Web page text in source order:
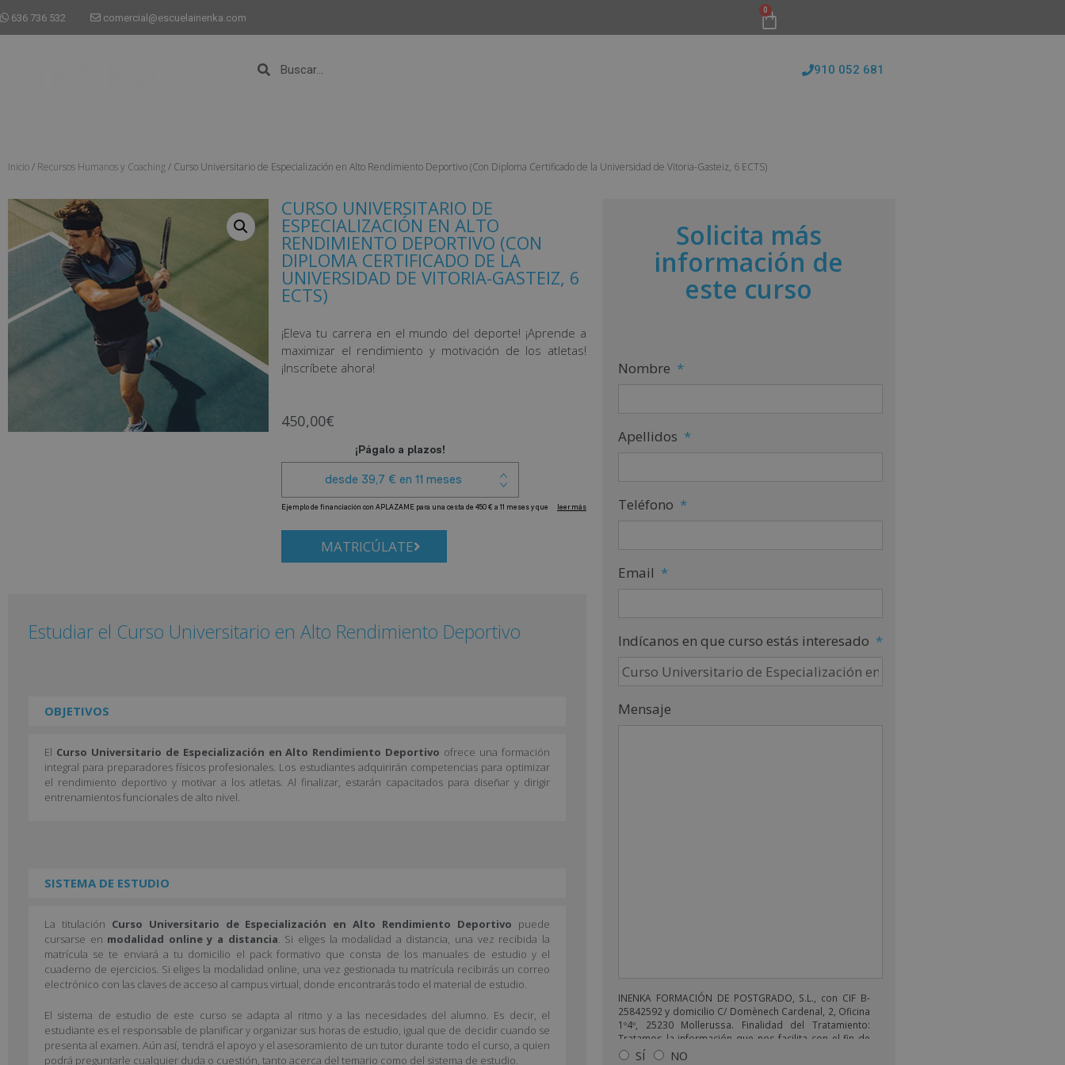
636 736 532 comercial@escuelainenka.com
0
910 052 681
Inicio/ Recursos Humanos y Coaching/ Curso Universitario de Especialización en Alto Rendimiento Deportivo (Con Diploma Certificado de la Universidad de Vitoria-Gasteiz, 6 ECTS)
CURSO UNIVERSITARIO DE
ESPECIALIZACIÓN EN ALTO
RENDIMIENTO DEPORTIVO (CON
DIPLOMA CERTIFICADO DE LA
UNIVERSIDAD DE VITORIA-GASTEIZ, 6
ECTS)
¡Eleva tu carrera en el mundo del deporte! ¡Aprende a
maximizar el rendimiento y motivación de los atletas!
¡Inscríbete ahora!
450,00€
MATRICÚLATE
Estudiar el Curso Universitario en Alto Rendimiento Deportivo
OBJETIVOS
El Curso Universitario de Especialización en Alto Rendimiento Deportivo ofrece una formación
integral para preparadores físicos profesionales. Los estudiantes adquirirán competencias para optimizar
el rendimiento deportivo y motivar a los atletas. Al finalizar, estarán capacitados para diseñar y dirigir
entrenamientos funcionales de alto nivel.
SISTEMA DE ESTUDIO
La titulación Curso Universitario de Especialización en Alto Rendimiento Deportivo puede
cursarse en modalidad online y a distancia. Si eliges la modalidad a distancia, una vez recibida la
matrícula se te enviará a tu domicilio el pack formativo que consta de los manuales de estudio y el
cuaderno de ejercicios. Si eliges la modalidad online, una vez gestionada tu matrícula recibirás un correo
electrónico con las claves de acceso al campus virtual, donde encontrarás todo el material de estudio.
El sistema de estudio de este curso se adapta al ritmo y a las necesidades del alumno. Es decir, el
estudiante es el responsable de planificar y organizar sus horas de estudio, igual que de decidir cuando se
presenta al examen. Aún así, tendrá el apoyo y el asesoramiento de un tutor durante todo el curso, a quien
podrá preguntarle cualquier duda o cuestión, tanto acerca del temario como del sistema de estudio.
Solicita más
información de
este curso
Nombre *
Apellidos *
Teléfono *
Email *
Indícanos en que curso estás interesado *
Mensaje
INENKA FORMACIÓN DE POSTGRADO, S.L., con CIF B-
25842592 y domicilio C/ Domènech Cardenal, 2, Oficina
1º4º, 25230 Mollerussa. Finalidad del Tratamiento:
Tratamos la información que nos facilita con el fin de
enviarle correos electrónicos de tipo comercial
SÍ NO